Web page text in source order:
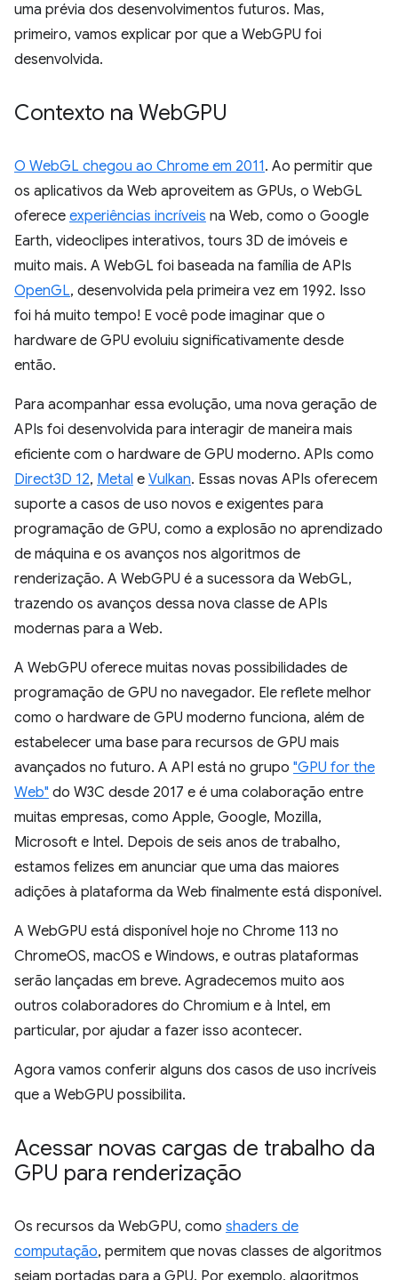
uma prévia dos desenvolvimentos futuros. Mas,
primeiro, vamos explicar por que a WebGPU foi
desenvolvida.
Contexto na WebGPU
O WebGL chegou ao Chrome em 2011. Ao permitir que
os aplicativos da Web aproveitem as GPUs, o WebGL
oferece experiências incríveis na Web, como o Google
Earth, videoclipes interativos, tours 3D de imóveis e
muito mais. A WebGL foi baseada na família de APIs
OpenGL, desenvolvida pela primeira vez em 1992. Isso
foi há muito tempo! E você pode imaginar que o
hardware de GPU evoluiu significativamente desde
então.
Para acompanhar essa evolução, uma nova geração de
APIs foi desenvolvida para interagir de maneira mais
eficiente com o hardware de GPU moderno. APIs como
Direct3D 12, Metal e Vulkan. Essas novas APIs oferecem
suporte a casos de uso novos e exigentes para
programação de GPU, como a explosão no aprendizado
de máquina e os avanços nos algoritmos de
renderização. A WebGPU é a sucessora da WebGL,
trazendo os avanços dessa nova classe de APIs
modernas para a Web.
A WebGPU oferece muitas novas possibilidades de
programação de GPU no navegador. Ele reflete melhor
como o hardware de GPU moderno funciona, além de
estabelecer uma base para recursos de GPU mais
avançados no futuro. A API está no grupo "GPU for the
Web" do W3C desde 2017 e é uma colaboração entre
muitas empresas, como Apple, Google, Mozilla,
Microsoft e Intel. Depois de seis anos de trabalho,
estamos felizes em anunciar que uma das maiores
adições à plataforma da Web finalmente está disponível.
A WebGPU está disponível hoje no Chrome 113 no
ChromeOS, macOS e Windows, e outras plataformas
serão lançadas em breve. Agradecemos muito aos
outros colaboradores do Chromium e à Intel, em
particular, por ajudar a fazer isso acontecer.
Agora vamos conferir alguns dos casos de uso incríveis
que a WebGPU possibilita.
Acessar novas cargas de trabalho da
GPU para renderização
Os recursos da WebGPU, como shaders de
computação, permitem que novas classes de algoritmos
sejam portadas para a GPU. Por exemplo, algoritmos